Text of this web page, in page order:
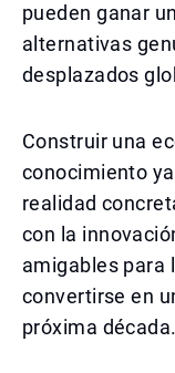
pueden ganar
alternativas
desplazados
Construir una
conocimiento
realidad
con la
amigables para
convertirse en
próxima década.